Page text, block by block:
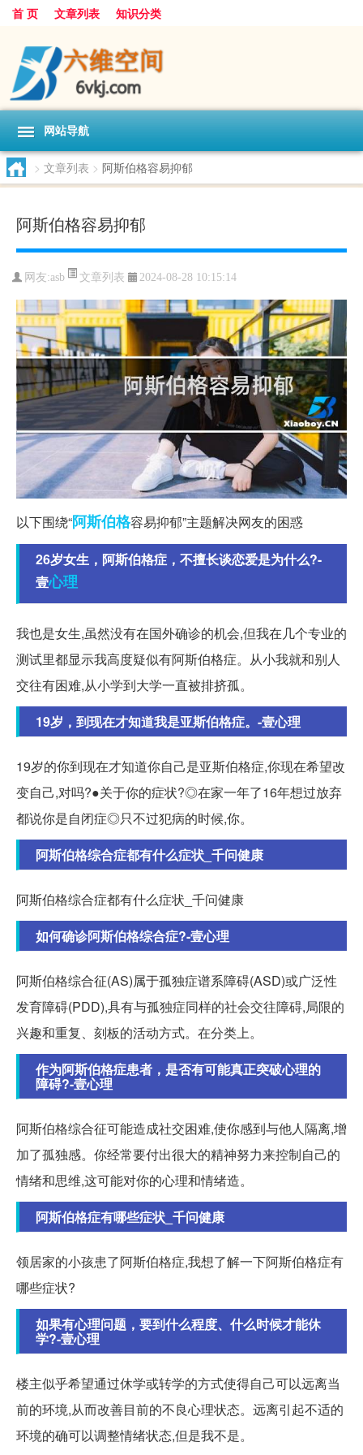
首 页 文章列表 知识分类
网站导航
> 文章列表 > 阿斯伯格容易抑郁
阿斯伯格容易抑郁
网友:asb 文章列表 2024-08-28 10:15:14
以下围绕“阿斯伯格容易抑郁”主题解决网友的困惑
26岁女生，阿斯伯格症，不擅长谈恋爱是为什么?-
壹心理
我也是女生,虽然没有在国外确诊的机会,但我在几个专业的
测试里都显示我高度疑似有阿斯伯格症。从小我就和别人
交往有困难,从小学到大学一直被排挤孤。
19岁，到现在才知道我是亚斯伯格症。-壹心理
19岁的你到现在才知道你自己是亚斯伯格症,你现在希望改
变自己,对吗?●关于你的症状?◎在家一年了16年想过放弃
都说你是自闭症◎只不过犯病的时候,你。
阿斯伯格综合症都有什么症状_千问健康
阿斯伯格综合症都有什么症状_千问健康
如何确诊阿斯伯格综合症?-壹心理
阿斯伯格综合征(AS)属于孤独症谱系障碍(ASD)或广泛性
发育障碍(PDD),具有与孤独症同样的社会交往障碍,局限的
兴趣和重复、刻板的活动方式。在分类上。
作为阿斯伯格症患者，是否有可能真正突破心理的
障碍?-壹心理
阿斯伯格综合征可能造成社交困难,使你感到与他人隔离,增
加了孤独感。你经常要付出很大的精神努力来控制自己的
情绪和思维,这可能对你的心理和情绪造。
阿斯伯格症有哪些症状_千问健康
领居家的小孩患了阿斯伯格症,我想了解一下阿斯伯格症有
哪些症状?
如果有心理问题，要到什么程度、什么时候才能休
学?-壹心理
楼主似乎希望通过休学或转学的方式使得自己可以远离当
前的环境,从而改善目前的不良心理状态。远离引起不适的
环境的确可以调整情绪状态,但是我不是。